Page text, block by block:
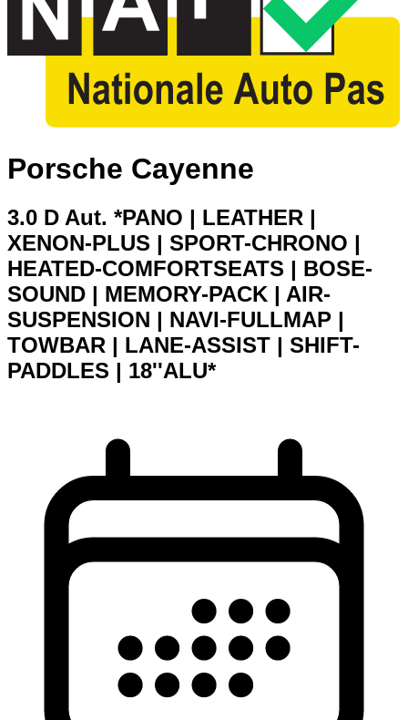
Porsche Cayenne
3.0 D Aut. *PANO | LEATHER |
XENON-PLUS | SPORT-CHRONO |
HEATED-COMFORTSEATS | BOSE-
SOUND | MEMORY-PACK | AIR-
SUSPENSION | NAVI-FULLMAP |
TOWBAR | LANE-ASSIST | SHIFT-
PADDLES | 18''ALU*